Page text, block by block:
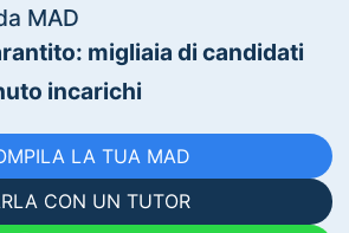
MAD
migliaia di candidati
incarichi
LA TUA MAD
CON UN TUTOR